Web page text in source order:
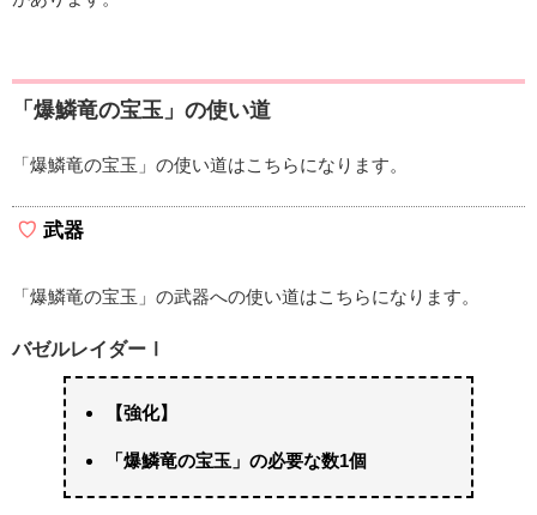
「爆鱗竜の宝玉」の使い道
「爆鱗竜の宝玉」の使い道はこちらになります。
武器
「爆鱗竜の宝玉」の武器への使い道はこちらになります。
バゼルレイダーⅠ
【強化】
「爆鱗竜の宝玉」の必要な数1個